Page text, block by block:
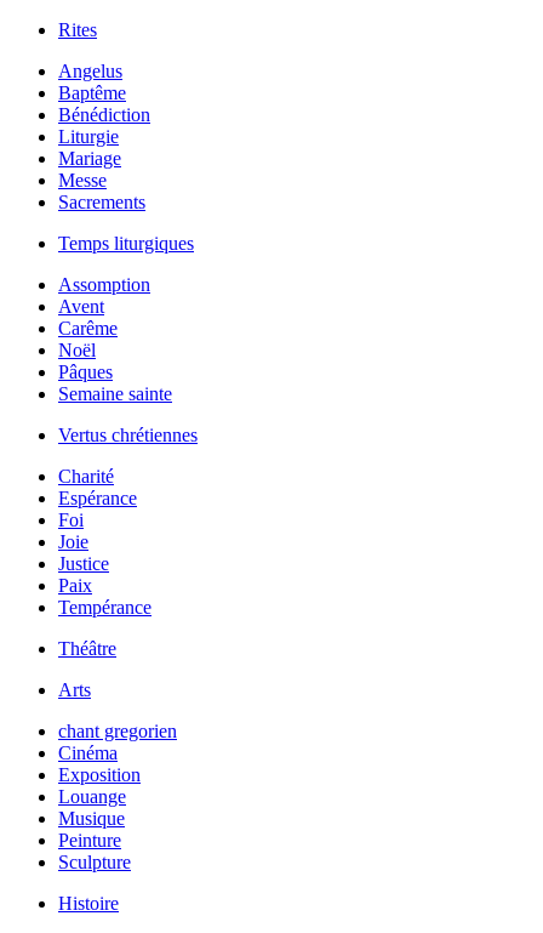
Rites
Angelus
Baptême
Bénédiction
Liturgie
Mariage
Messe
Sacrements
Temps liturgiques
Assomption
Avent
Carême
Noël
Pâques
Semaine sainte
Vertus chrétiennes
Charité
Espérance
Foi
Joie
Justice
Paix
Tempérance
Théâtre
Arts
chant gregorien
Cinéma
Exposition
Louange
Musique
Peinture
Sculpture
Histoire